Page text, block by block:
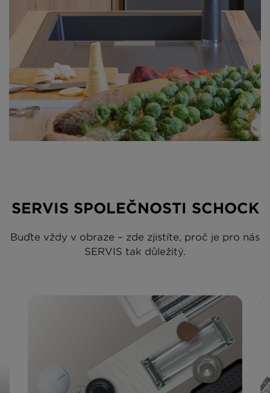
SERVIS SPOLEČNOSTI SCHOCK
Buďte vždy v obraze – zde zjistíte, proč je pro nás
SERVIS tak důležitý.